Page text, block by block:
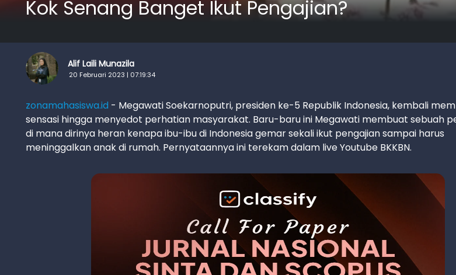
Kok Senang Banget Ikut Pengajian?
Alif Laili Munazila
20 Februari 2023 | 07:19:34
zonamahasiswa.id - Megawati Soekarnoputri, presiden ke-5 Republik Indonesia, kembali
sensasi hingga menyedot perhatian masyarakat. Baru-baru ini Megawati membuat sebuah
di mana dirinya heran kenapa ibu-ibu di Indonesia gemar sekali ikut pengajian sampai harus
meninggalkan anak di rumah. Pernyataannya ini terekam dalam live Youtube BKKBN.